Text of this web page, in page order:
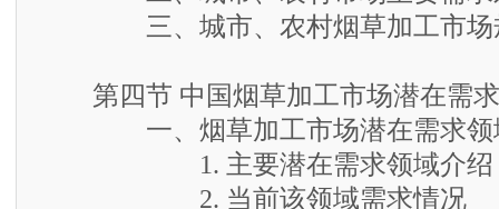
三、城市、农村烟草加工市场
第四节 中国烟草加工市场潜在需求
一、烟草加工市场潜在需求领
1. 主要潜在需求领域介绍
2. 当前该领域需求情况